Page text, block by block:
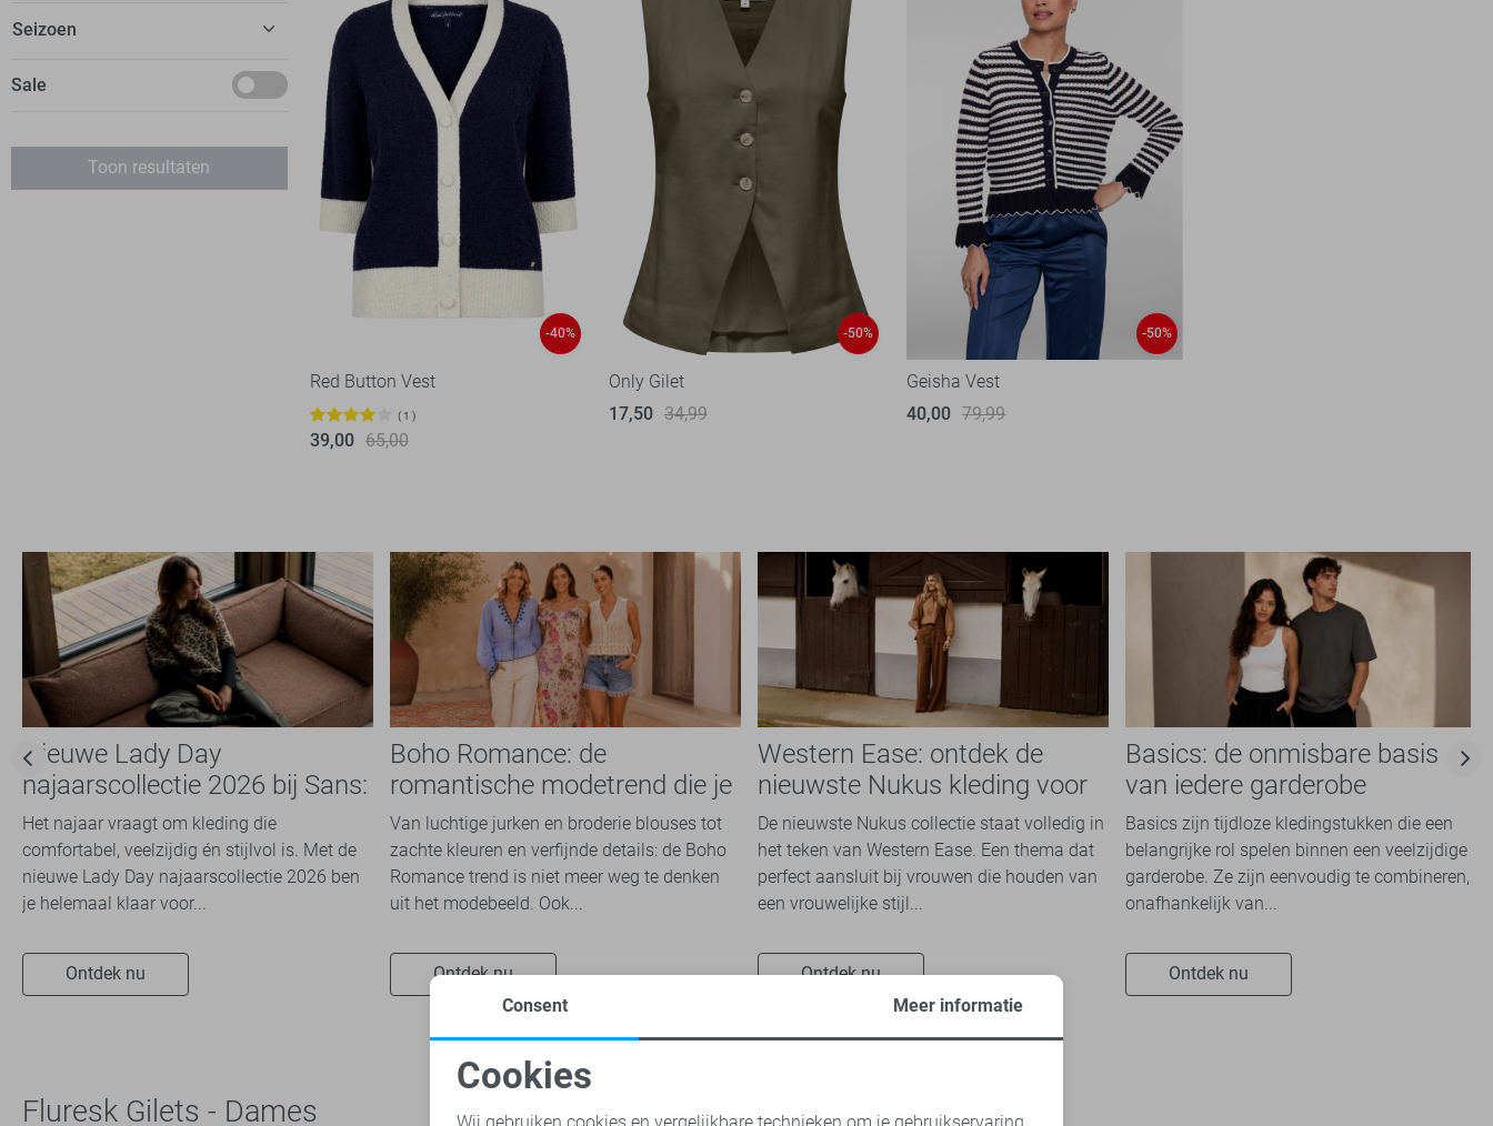
Geisha
Hypedrop
Ichi 1
Refined Department 2
Rino & Pelle 11
SisterS point 15
Studio Amaya
TQ Amsterdam 2
Vero Moda
Vila 43
Ydence 11
Zoso 22
Zusss
38
Geel
Seizoen
Maart
Sale
Toon resultaten
-40%
Red Button Vest
1
39,00 65,00
-50%
Only Gilet
17,50 34,99
-50%
Geisha Vest
40,00 79,99
Nieuwe Lady Day
najaarscollectie 2026 bij Sans:
stijl en comfort in
travelkwaliteit
Het najaar vraagt om kleding die
comfortabel, veelzijdig én stijlvol is. Met de
nieuwe Lady Day najaarscollectie 2026 ben
je helemaal klaar voor...
Ontdek nu
Boho Romance: de
romantische modetrend die je
dit seizoen overal ziet
Van luchtige jurken en broderie blouses tot
zachte kleuren en verfijnde details: de Boho
Romance trend is niet meer weg te denken
uit het modebeeld. Ook...
Ontdek nu
Western Ease: ontdek de
nieuwste Nukus kleding voor
het najaar 2026
De nieuwste Nukus collectie staat volledig in
het teken van Western Ease. Een thema dat
perfect aansluit bij vrouwen die houden van
een vrouwelijke stijl...
Ontdek nu
Basics: de onmisbare basis
van iedere garderobe
Basics zijn tijdloze kledingstukken die een
belangrijke rol spelen binnen een veelzijdige
garderobe. Ze zijn eenvoudig te combineren,
onafhankelijk van...
Ontdek nu
Fluresk Gilets - Dames Noodzakelijke cookies
Consent Meer informatie
Cookies